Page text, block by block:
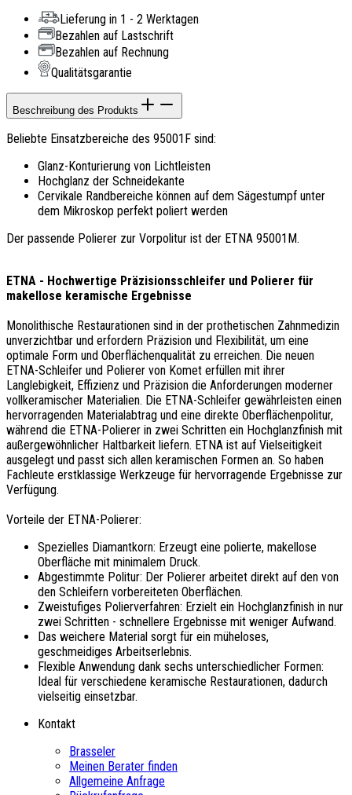
Lieferung in 1 - 2 Werktagen
Bezahlen auf Lastschrift
Bezahlen auf Rechnung
Qualitätsgarantie
Beschreibung des Produkts
Beliebte Einsatzbereiche des 95001F sind:​
Glanz-Konturierung von Lichtleisten​
Hochglanz der Schneidekante
Cervikale Randbereiche können auf dem Sägestumpf unter
dem Mikroskop perfekt poliert werden
Der passende Polierer zur Vorpolitur ist der ETNA 95001M.
ETNA - Hochwertige Präzisionsschleifer und Polierer für
makellose keramische Ergebnisse
Monolithische Restaurationen sind in der prothetischen Zahnmedizin
unverzichtbar und erfordern Präzision und Flexibilität, um eine
optimale Form und Oberflächenqualität zu erreichen. Die neuen
ETNA-Schleifer und Polierer von Komet erfüllen mit ihrer
Langlebigkeit, Effizienz und Präzision die Anforderungen moderner
vollkeramischer Materialien. Die ETNA-Schleifer gewährleisten einen
hervorragenden Materialabtrag und eine direkte Oberflächenpolitur,
während die ETNA-Polierer in zwei Schritten ein Hochglanzfinish mit
außergewöhnlicher Haltbarkeit liefern. ETNA ist auf Vielseitigkeit
ausgelegt und passt sich allen keramischen Formen an. So haben
Fachleute erstklassige Werkzeuge für hervorragende Ergebnisse zur
Verfügung.
Vorteile der ETNA-Polierer:
Spezielles Diamantkorn: Erzeugt eine polierte, makellose
Oberfläche mit minimalem Druck.
Abgestimmte Politur: Der Polierer arbeitet direkt auf den von
den Schleifern vorbereiteten Oberflächen.
Zweistufiges Polierverfahren: Erzielt ein Hochglanzfinish in nur
zwei Schritten - schnellere Ergebnisse mit weniger Aufwand.
Das weichere Material sorgt für ein müheloses,
geschmeidiges Arbeitserlebnis.
Flexible Anwendung dank sechs unterschiedlicher Formen:
Ideal für verschiedene keramische Restaurationen, dadurch
vielseitig einsetzbar.
Kontakt
Brasseler
Meinen Berater finden
Allgemeine Anfrage